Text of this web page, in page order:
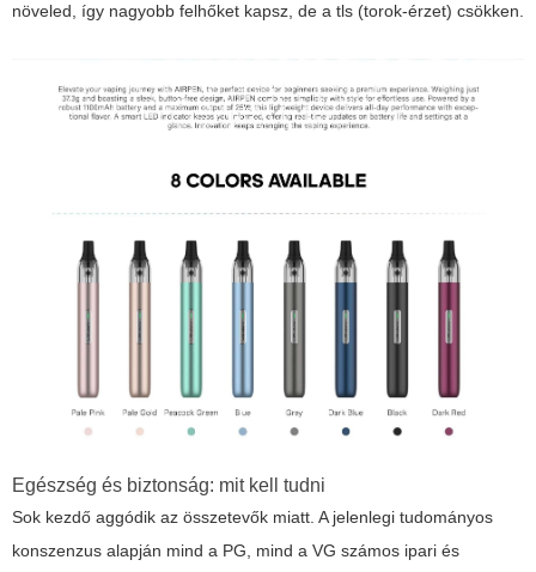
növeled, így nagyobb felhőket kapsz, de a tls (torok-érzet) csökken.
Egészség és biztonság: mit kell tudni
Sok kezdő aggódik az összetevők miatt. A jelenlegi tudományos
konszenzus alapján mind a PG, mind a VG számos ipari és